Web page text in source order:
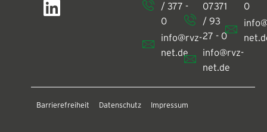
/ 377 -
0
info@rvz-
net.de
07371
/ 93
27 - 0
info@rvz-
net.de
0
Barrierefreiheit Datenschutz Impressum